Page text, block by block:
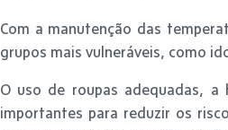
Com a manutenção das
grupos mais vulneráveis, como
O uso de roupas adequadas,
importantes para reduzir os